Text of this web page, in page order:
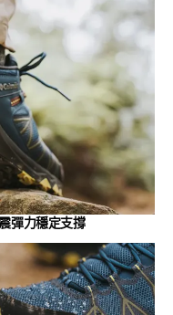
彈力穩定支撐